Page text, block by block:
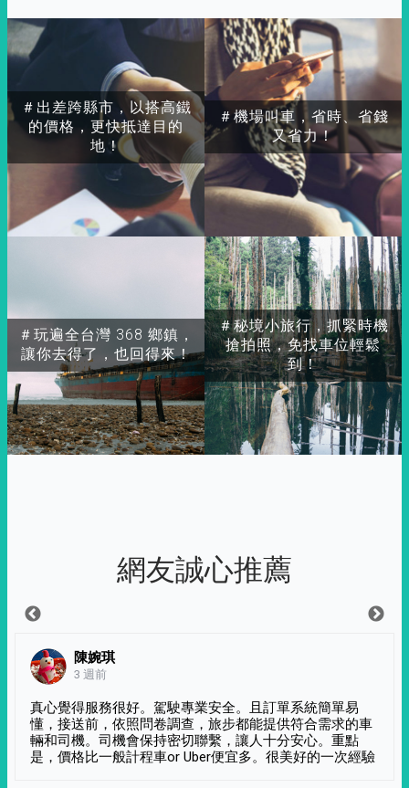
＃出差跨縣市，以搭高鐵
的價格，更快抵達目的
地！
＃玩遍全台灣 368 鄉鎮，
讓你去得了，也回得來！
＃秘境小旅行，抓緊時機
搶拍照，免找車位輕鬆
到！
＃機場叫車，省時、省錢
又省力！
網友誠心推薦
陳婉琪
3 週前
真心覺得服務很好。駕駛專業安全。且訂單系統簡單易
懂，接送前，依照問卷調查，旅步都能提供符合需求的車
輛和司機。司機會保持密切聯繫，讓人十分安心。重點
是，價格比一般計程車or Uber便宜多。很美好的一次經驗